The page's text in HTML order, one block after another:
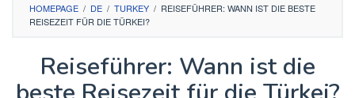
HOMEPAGE / DE / TURKEY / REISEFÜHRER: WANN IST DIE BESTE
REISEZEIT FÜR DIE TÜRKEI?
Reiseführer: Wann ist die